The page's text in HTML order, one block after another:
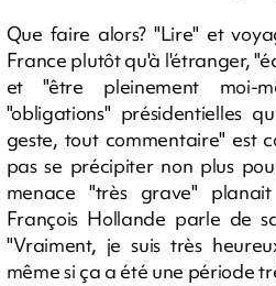
Que faire alors? "Lire" et
France plutôt qu'à l'étranger,
et "être pleinement moi-
"obligations" présidentielles
geste, tout commentaire" est
pas se précipiter non plus
menace "très grave"
François Hollande parle de
"Vraiment, je suis très
même si ça a été une période